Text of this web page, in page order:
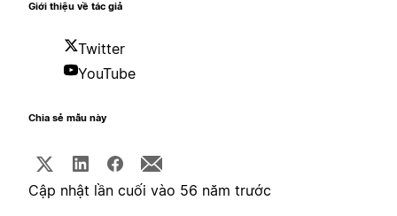
Giới thiệu về tác giả
Twitter
YouTube
Chia sẻ mẫu này
Cập nhật lần cuối vào 56 năm trước